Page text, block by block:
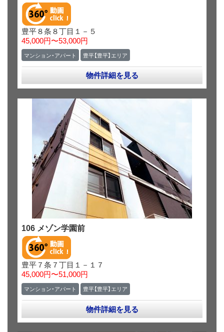
豊平８条８丁目１－５
45,000円〜53,000円
マンション・アパート 豊平【豊平】エリア
物件詳細を見る
106 メゾン学園前
豊平７条７丁目１－１７
45,000円〜51,000円
マンション・アパート 豊平【豊平】エリア
物件詳細を見る